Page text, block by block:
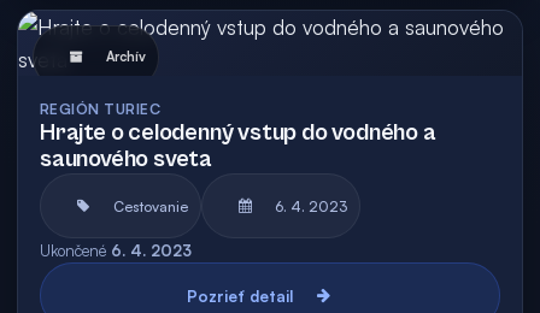
Archív
REGIÓN TURIEC
Hrajte o celodenný vstup do vodného a
saunového sveta
Cestovanie 6. 4. 2023
Ukončené 6. 4. 2023
Pozrieť detail